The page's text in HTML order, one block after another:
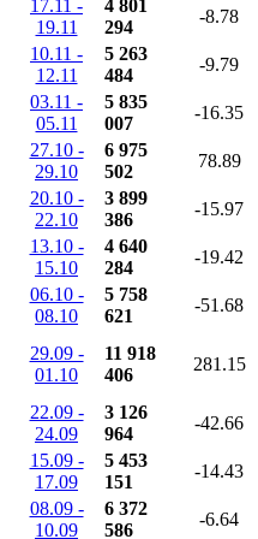
17.11 -
19.11
4 801
294
-8.78
10.11 -
12.11
5 263
484
-9.79
03.11 -
05.11
5 835
007
-16.35
27.10 -
29.10
6 975
502
78.89
20.10 -
22.10
3 899
386
-15.97
13.10 -
15.10
4 640
284
-19.42
06.10 -
08.10
5 758
621
-51.68
29.09 -
01.10
11 918
406
281.15
22.09 -
24.09
3 126
964
-42.66
15.09 -
17.09
5 453
151
-14.43
08.09 -
10.09
6 372
586
-6.64